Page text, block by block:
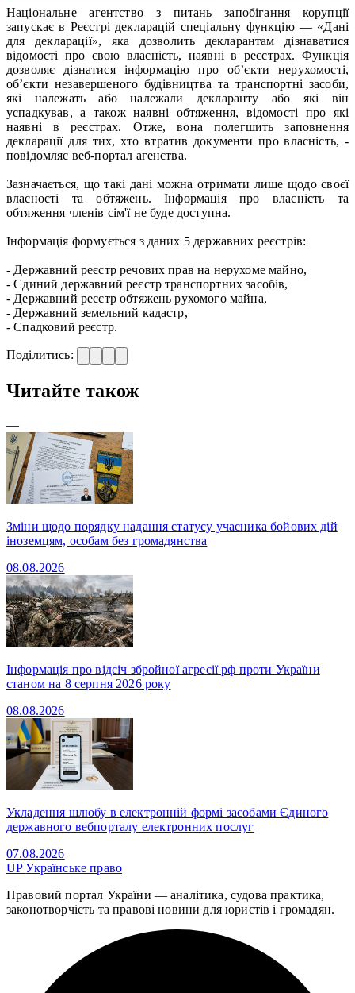
Національне агентство з питань запобігання корупції
запускає в Реєстрі декларацій спеціальну функцію — «Дані
для декларації», яка дозволить декларантам дізнаватися
відомості про свою власність, наявні в реєстрах. Функція
дозволяє дізнатися інформацію про об’єкти нерухомості,
об’єкти незавершеного будівництва та транспортні засоби,
які належать або належали декларанту або які він
успадкував, а також наявні обтяження, відомості про які
наявні в реєстрах. Отже, вона полегшить заповнення
декларації для тих, хто втратив документи про власність, -
повідомляє веб-портал агенства.
Зазначається, що такі дані можна отримати лише щодо своєї
власності та обтяжень. Інформація про власність та
обтяження членів сім'ї не буде доступна.
Інформація формується з даних 5 державних реєстрів:
- Державний реєстр речових прав на нерухоме майно,
- Єдиний державний реєстр транспортних засобів,
- Державний реєстр обтяжень рухомого майна,
- Державний земельний кадастр,
- Спадковий реєстр.
Поділитись:
Читайте також
—
Зміни щодо порядку надання статусу учасника бойових дій
іноземцям, особам без громадянства
08.08.2026
Інформація про відсіч збройної агресії рф проти України
станом на 8 серпня 2026 року
08.08.2026
Укладення шлюбу в електронній формі засобами Єдиного
державного вебпорталу електронних послуг
07.08.2026
UPУкраїнське право
Правовий портал України — аналітика, судова практика,
законотворчість та правові новини для юристів і громадян.